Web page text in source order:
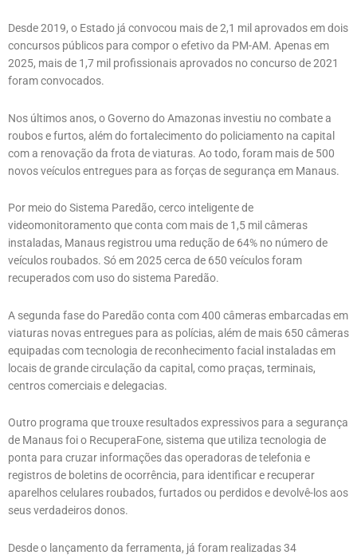
Desde 2019, o Estado já convocou mais de 2,1 mil aprovados em dois
concursos públicos para compor o efetivo da PM-AM. Apenas em
2025, mais de 1,7 mil profissionais aprovados no concurso de 2021
foram convocados.
Nos últimos anos, o Governo do Amazonas investiu no combate a
roubos e furtos, além do fortalecimento do policiamento na capital
com a renovação da frota de viaturas. Ao todo, foram mais de 500
novos veículos entregues para as forças de segurança em Manaus.
Por meio do Sistema Paredão, cerco inteligente de
videomonitoramento que conta com mais de 1,5 mil câmeras
instaladas, Manaus registrou uma redução de 64% no número de
veículos roubados. Só em 2025 cerca de 650 veículos foram
recuperados com uso do sistema Paredão.
A segunda fase do Paredão conta com 400 câmeras embarcadas em
viaturas novas entregues para as polícias, além de mais 650 câmeras
equipadas com tecnologia de reconhecimento facial instaladas em
locais de grande circulação da capital, como praças, terminais,
centros comerciais e delegacias.
Outro programa que trouxe resultados expressivos para a segurança
de Manaus foi o RecuperaFone, sistema que utiliza tecnologia de
ponta para cruzar informações das operadoras de telefonia e
registros de boletins de ocorrência, para identificar e recuperar
aparelhos celulares roubados, furtados ou perdidos e devolvê-los aos
seus verdadeiros donos.
Desde o lançamento da ferramenta, já foram realizadas 34